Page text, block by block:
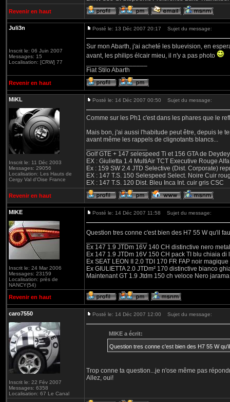
Revenir en haut
Juli3n
Inscrit le: 06 Juin 2007
Messages: 15
Localisation: [CRW] 77
Posté le: 13 Déc 2007 20:17 Sujet du message:
Sur mon Abarth, j'ai acheté les bluevision, en
avant, les philips élcair mieu, il n'y a pas photo
Fiat Stilo Abarth
Revenir en haut
MiKL
Inscrit le: 11 Déc 2003
Messages: 29056
Localisation: Les Hauts de
Cergy Val d'Oise France
Posté le: 14 Déc 2007 00:50 Sujet du message:
Comme sur les Ph1 c'est dans les phares que le
Mais bon, j'ai aussi l'habitude peut être, depuis le
avant même les rappels de clignotants blancs...
Golf GTE + 147 selespeed Ti et 156 GTA de
EX : Giulietta 1.4 MultiAir TCT Executive Rouge
Ex : 159 SW 2.4 JTD Selective (Dist. Corporate)
EX : 147 T.S. 150 Selespeed Select. Noire Cuir
EX : 147 T.S. 120 Dist. Bleu Inca Int. cuir gris CSC
Revenir en haut
MIKE
Inscrit le: 24 Mar 2006
Messages: 23159
Localisation: près de
NANCY(54)
Posté le: 14 Déc 2007 11:58 Sujet du message:
Question tres conne c'est bien des H7 55 W qu'il
Ex 147 1.9 JTDm 16V 140 CH distinctive nero
Ex 147 1.9 JTDm 16V 150 CH pack TI blu chiaia di
Ex SEAT LEON II 2.0 TDI 170 FR FAP noir magique
Ex GIULIETTA 2.0 JTDm² 170 distinctive bianco
Maintenant GT 1.9 Jtdm 150 ch veloce Nero jarama
Revenir en haut
caro7550
Inscrit le: 22 Fév 2007
Messages: 6358
Localisation: 67 Le Canal
Posté le: 14 Déc 2007 12:00 Sujet du message:
MIKE a écrit:
Question tres conne c'est bien des H7 55 W
Trop conne ta question...je n'ose même pas
Allez, oui!